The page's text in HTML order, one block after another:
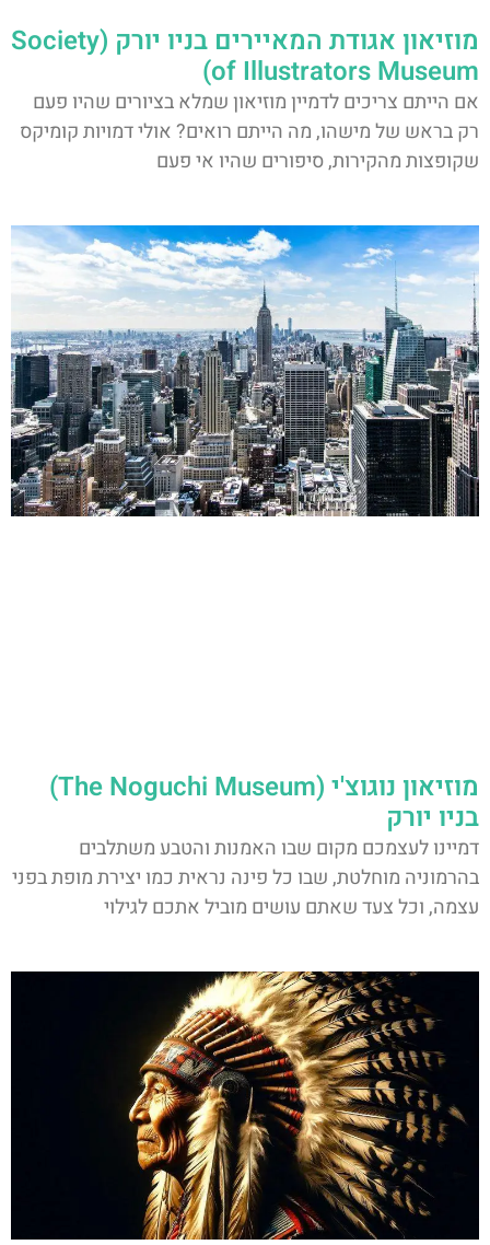
מוזיאון אגודת המאיירים בניו יורק (Society
of Illustrators Museum)
אם הייתם צריכים לדמיין מוזיאון שמלא בציורים שהיו פעם
רק בראש של מישהו, מה הייתם רואים? אולי דמויות קומיקס
שקופצות מהקירות, סיפורים שהיו אי פעם
מוזיאון נוגוצ'י (The Noguchi Museum)
בניו יורק
דמיינו לעצמכם מקום שבו האמנות והטבע משתלבים
בהרמוניה מוחלטת, שבו כל פינה נראית כמו יצירת מופת בפני
עצמה, וכל צעד שאתם עושים מוביל אתכם לגילוי